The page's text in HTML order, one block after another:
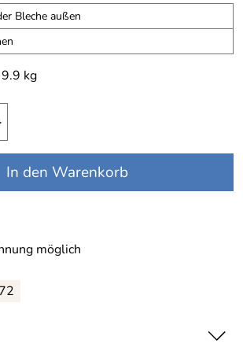
Bleche außen
9.9 kg
In den Warenkorb
möglich